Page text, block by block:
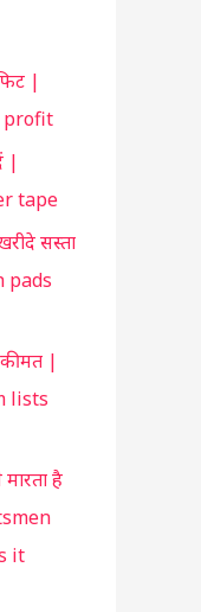
|
profit
|
tape
सस्ता
pads
|
lists
है
it